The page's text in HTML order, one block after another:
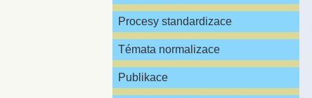
Procesy standardizace
Témata normalizace
Publikace